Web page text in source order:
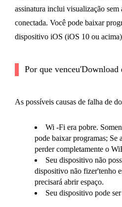
assinatura inclui visualização
conectada. Você pode baixar
dispositivo iOS (iOS 10 ou
Por que
As possíveis causas de falha de
Wi -Fi era pobre.
pode baixar programas; Se
perder completamente o
Seu dispositivo não
dispositivo não fizer'tenho
precisará abrir espaço.
Seu dispositivo pode